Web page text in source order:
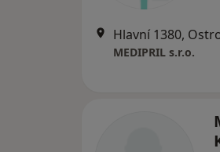
Hlavní 1380,
MEDIPRIL s.r.o.